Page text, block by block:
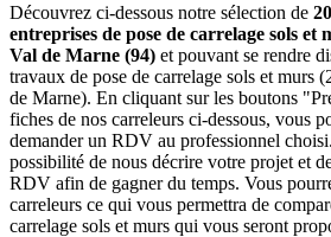
Découvrez ci-dessous notre sélection de
entreprises de pose de carrelage sols et
Val de Marne (94) et pouvant se rendre
travaux de pose de carrelage sols et murs
de Marne). En cliquant sur les boutons
fiches de nos carreleurs ci-dessous, vous
demander un RDV au professionnel
possibilité de nous décrire votre projet et
RDV afin de gagner du temps. Vous
carreleurs ce qui vous permettra de
carrelage sols et murs qui vous seront